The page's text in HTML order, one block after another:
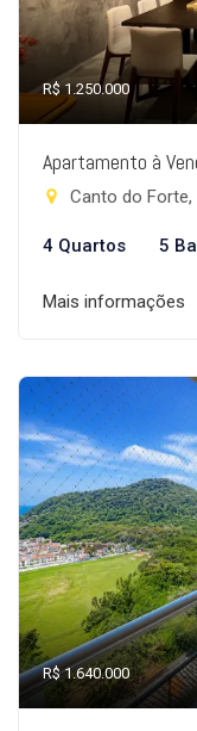
R$ 1.250.000
Apartamento à
Canto do Forte,
4 Quartos 5
Mais informações
R$ 1.640.000